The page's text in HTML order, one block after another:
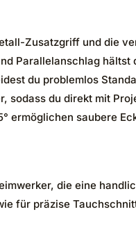
Zusatzgriff und die
Parallelanschlag
du problemlos
sodass du direkt mit
ermöglichen saubere
die eine
für präzise